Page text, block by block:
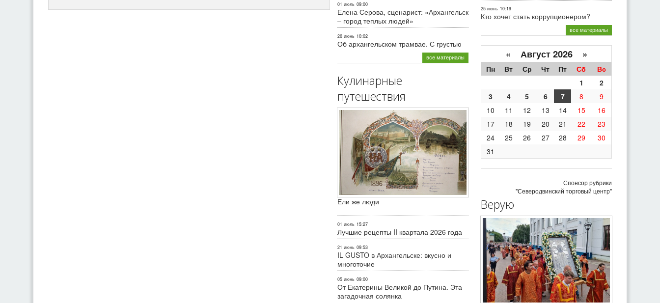
01 июль 09:00
Елена Серова, сценарист: «Архангельск
– город теплых людей»
26 июнь 10:02
Об архангельском трамвае. С грустью
все материалы
Кулинарные
путешествия
Ели же люди
01 июль 15:27
Лучшие рецепты II квартала 2026 года
21 июнь 09:53
IL GUSTO в Архангельске: вкусно и
многоточие
05 июнь 09:00
От Екатерины Великой до Путина. Эта
загадочная солянка
25 июнь 10:19
Кто хочет стать коррупционером?
все материалы
« Август 2026 »
Пн Вт Ср Чт Пт Сб
Вс
1
2
3
4 5 6 7 8
9
10
11 12 13 14 15
16
17
18 19 20 21 22
23
24
25 26 27 28 29
30
31
Спонсор рубрики
"Северодвинский торговый центр"
Верую